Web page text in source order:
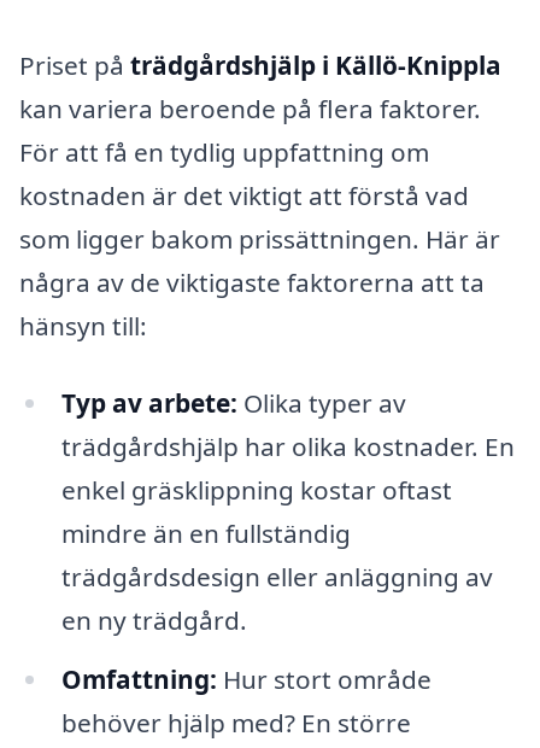
Priset på trädgårdshjälp i Källö-Knippla
kan variera beroende på flera faktorer.
För att få en tydlig uppfattning om
kostnaden är det viktigt att förstå vad
som ligger bakom prissättningen. Här är
några av de viktigaste faktorerna att ta
hänsyn till:
Typ av arbete: Olika typer av
trädgårdshjälp har olika kostnader. En
enkel gräsklippning kostar oftast
mindre än en fullständig
trädgårdsdesign eller anläggning av
en ny trädgård.
Omfattning: Hur stort område
behöver hjälp med? En större